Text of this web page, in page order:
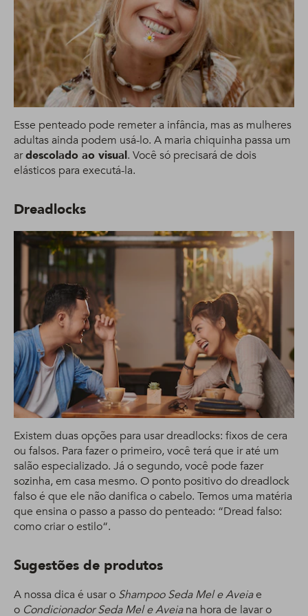
Esse penteado pode remeter a infância, mas as mulheres
adultas ainda podem usá-lo. A maria chiquinha passa um
ardescolado ao visual. Você só precisará de dois
elásticos para executá-la.
Dreadlocks
Existem duas opções para usar dreadlocks: fixos de cera
ou falsos. Para fazer o primeiro, você terá que ir até um
salão especializado. Já o segundo, você pode fazer
sozinha, em casa mesmo. O ponto positivo do dreadlock
falso é que ele não danifica o cabelo. Temos uma matéria
que ensina o passo a passo do penteado: “Dread falso:
como criar o estilo“.
Sugestões de produtos
A nossa dica é usar o Shampoo Seda Mel e Aveiae
o Condicionador Seda Mel e Aveiana hora de lavar o